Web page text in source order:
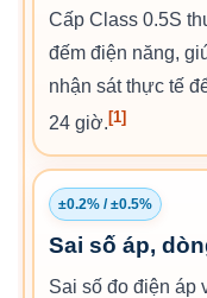
Cấp Class 0.5S
đếm điện năng,
nhận sát thực tế
24 giờ.[1]
±0.2% / ±0.5%
Sai số áp,
Sai số đo điện áp